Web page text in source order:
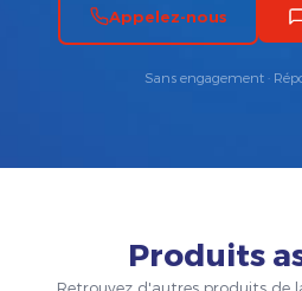
Appelez-nous
Sans engagement ·
Produits